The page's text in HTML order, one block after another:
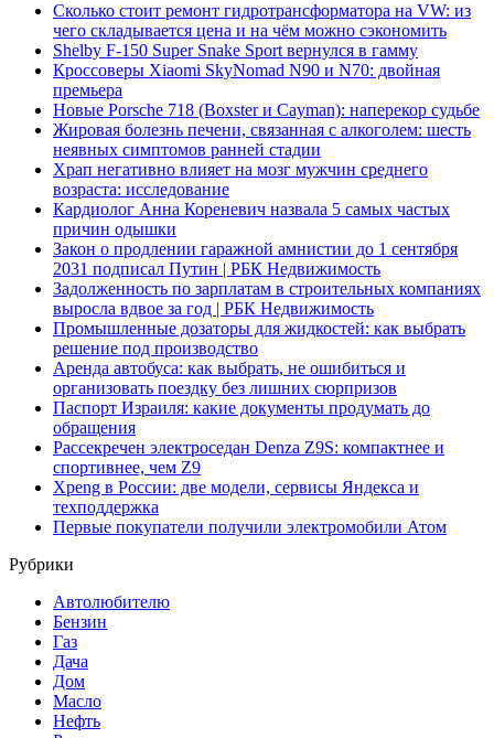
Сколько стоит ремонт гидротрансформатора на VW: из
чего складывается цена и на чём можно сэкономить
Shelby F-150 Super Snake Sport вернулся в гамму
Кроссоверы Xiaomi SkyNomad N90 и N70: двойная
премьера
Новые Porsche 718 (Boxster и Cayman): наперекор судьбе
Жировая болезнь печени, связанная с алкоголем: шесть
неявных симптомов ранней стадии
Храп негативно влияет на мозг мужчин среднего
возраста: исследование
Кардиолог Анна Кореневич назвала 5 самых частых
причин одышки
Закон о продлении гаражной амнистии до 1 сентября
2031 подписал Путин | РБК Недвижимость
Задолженность по зарплатам в строительных компаниях
выросла вдвое за год | РБК Недвижимость
Промышленные дозаторы для жидкостей: как выбрать
решение под производство
Аренда автобуса: как выбрать, не ошибиться и
организовать поездку без лишних сюрпризов
Паспорт Израиля: какие документы продумать до
обращения
Рассекречен электроседан Denza Z9S: компактнее и
спортивнее, чем Z9
Xpeng в России: две модели, сервисы Яндекса и
техподдержка
Первые покупатели получили электромобили Атом
Рубрики
Автолюбителю
Бензин
Газ
Дача
Дом
Масло
Нефть